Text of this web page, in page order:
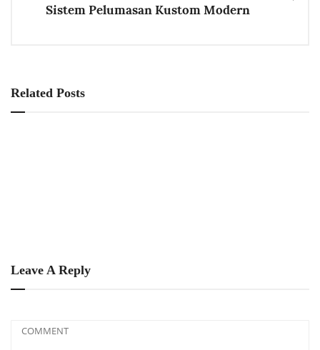
Sistem Pelumasan Kustom Modern
Related Posts
Leave A Reply